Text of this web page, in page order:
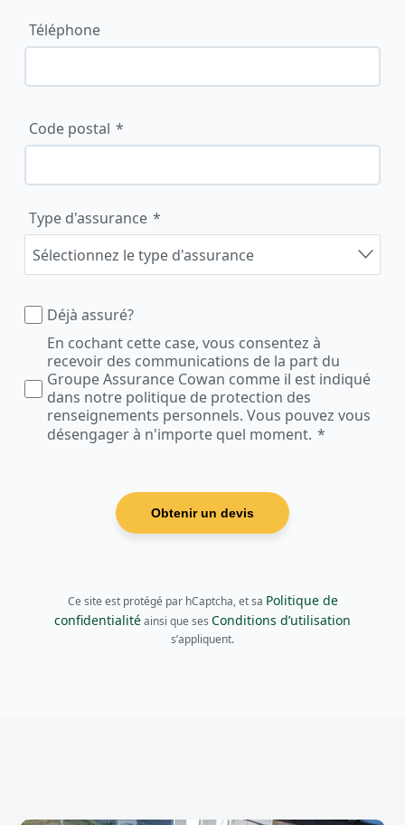
Téléphone
Code postal
Type d'assurance
Déjà assuré?
En cochant cette case, vous consentez à
recevoir des communications de la part du
Groupe Assurance Cowan comme il est indiqué
dans notre politique de protection des
renseignements personnels. Vous pouvez vous
désengager à n'importe quel moment.
Obtenir un devis
Ce site est protégé par hCaptcha, et sa Politique de
confidentialitéainsi que ses Conditions d’utilisation
s’appliquent.